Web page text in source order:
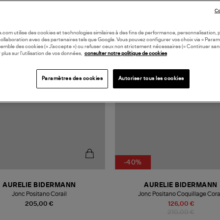
205,00 €
AURELIE BIDERMANN
Jonc Positano Corail
-40%
126,00 €
AURELIE BIDERMANN
Jonc Positano Coquillage
utilise des cookies et technologies similaires à des fins de performance, personnalisation,
avec des partenaires tels que Google. Vous pouvez configurer vos choix via «
des cookies (« J’accepte ») ou refuser ceux non strictement nécessaires (« Continuer
plus sur l’utilisation de vos données, consulter notre politique de cookies
Paramètres des cookies Autoriser tous les cookies